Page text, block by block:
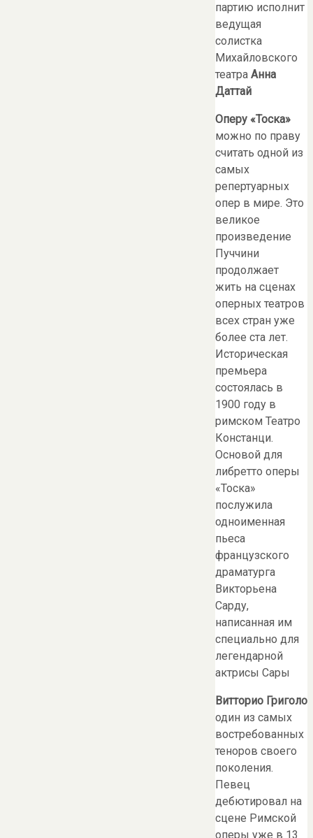
партию исполнит
ведущая
солистка
Михайловского
театра Анна
Даттай
Оперу «Тоска»
можно по праву
считать одной из
самых
репертуарных
опер в мире. Это
великое
произведение
Пуччини
продолжает
жить на сценах
оперных театров
всех стран уже
более ста лет.
Историческая
премьера
состоялась в
1900 году в
римском Театро
Констанци.
Основой для
либретто оперы
«Тоска»
послужила
одноименная
пьеса
французского
драматурга
Викторьена
Сарду,
написанная им
специально для
легендарной
актрисы Сары
Витторио Григоло
один из самых
востребованных
теноров своего
поколения.
Певец
дебютировал на
сцене Римской
оперы уже в 13